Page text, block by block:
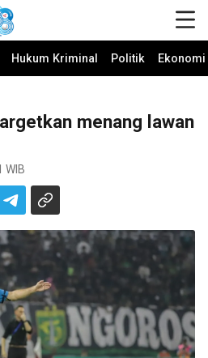
Hukum Kriminal Politik
menang lawan
WIB